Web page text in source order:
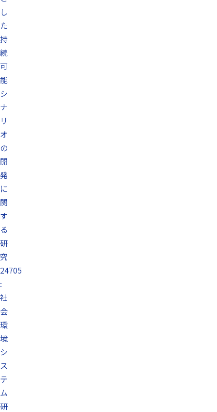
し
た
持
続
可
能
シ
ナ
リ
オ
の
開
発
に
関
す
る
研
究
24705
:
社
会
環
境
シ
ス
テ
ム
研